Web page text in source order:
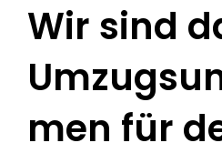
Wir sind
men für